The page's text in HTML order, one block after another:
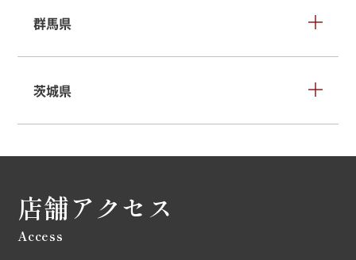
群馬県
茨城県
店舗アクセス
Access